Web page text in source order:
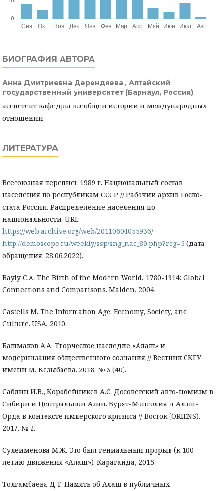
БИОГРАФИЯ АВТОРА
Анна Дмитриевна Дерендяева , Алтайский
государственный университет (Барнаул, Россия)
ассистент кафедры всеобщей истории и международных
отношений
ЛИТЕРАТУРА
Всесоюзная перепись 1989 г. Национальный состав
населения по республикам СССР // Рабочий архив Госко-
стата России. Распределение населения по
национальности. URL:
https://web.archive.org/web/20110604055936/
http://demoscope.ru/weekly/ssp/sng_nac_89.php?reg=5 (дата
обращения: 28.06.2022).
Bayly C.A. The Birth of the Modern World, 1780-1914: Global
Connections and Comparisons. Malden, 2004.
Castells M. The Information Age: Economy, Society, and
Culture. USA, 2010.
Башмаков А.А. Творческое наследие «Алаш» и
модернизация общественного сознания // Вестник СКГУ
имени М. Козыбаева. 2018. № 3 (40).
Саблин И.В., Коробейников А.С. Досоветский авто-номизм в
Сибири и Центральной Азии: Бурят-Монголия и Алаш-
Орда в контексте имперского кризиса // Восток (ORIENS).
2017. № 2.
Сулейменова М.Ж. Это был гениальный прорыв (к 100-
летию движения «Алаш»). Караганда, 2015.
Толгамбаева Д.Т. Память об Алаш в публичных